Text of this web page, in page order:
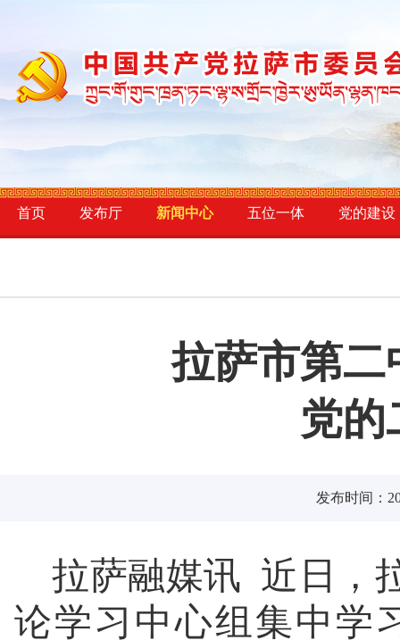
首页 发布厅 新闻中心 五位一体 党的建设
拉萨市第二
党的
发布时间：
拉萨融媒讯 近日，
论学习中心组集中学